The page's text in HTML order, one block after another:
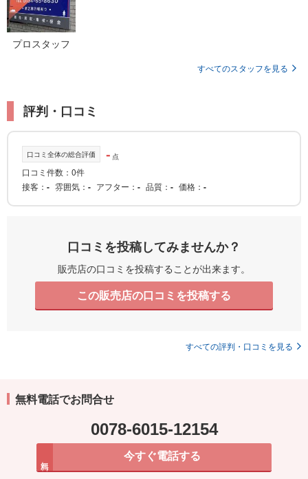
プロスタッフ
すべてのスタッフを見る
評判・口コミ
口コミ全体の総合評価 - 点
口コミ件数：0件
接客
- 雰囲気 - アフター - 品質 - 価格 -
口コミを投稿してみませんか？
販売店の口コミを投稿することが出来ます。
この販売店の口コミを投稿する
すべての評判・口コミを見る
無料電話でお問合せ
0078-6015-12154
今すぐ電話する